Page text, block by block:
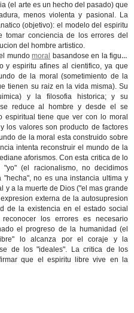
(el arte es un hecho del pasado) que
menos violenta y pasional. La
(objetivo): el modelo del espiritu
tomar conciencia de los errores del
del hombre artistico.
mundomoral basandose en la figura
y espiritu afines al cientifico, ya que
de la moral (sometimiento de la
tienen su raiz en la vida misma). Su
y la filosofia historica; y su
reduce al hombre y desde el se
espiritual tiene que ver con lo moral
los valores son producto de factores
de la moral esta construido sobre
intenta reconstruir el mundo de la
aforismos. Con esta critica de lo
(el racionalismo, no decidimos
"hecha", no es una instancia ultima y
y a la muerte de Dios ("el mas grande
externa de la autosupresion
de la existencia en el estado social
los errores es necesario
el progreso de la humanidad (el
lo alcanza por el coraje y la
de los "ideales". La critica de los
que el espiritu libre vive en la